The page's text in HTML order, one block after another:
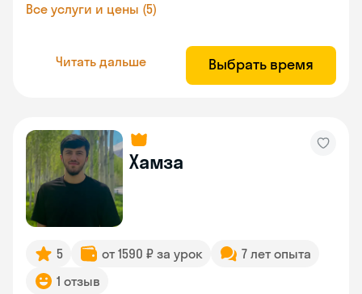
Все услуги и цены (5)
Читать дальше Выбрать время
Хамза
5 от 1590 ₽ за урок
7 лет опыта
1 отзыв